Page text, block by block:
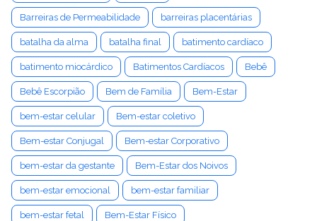
Barreiras de Permeabilidade barreiras placentárias
batalha da alma batalha final batimento cardíaco
batimento miocárdico Batimentos Cardíacos Bebê
Bebê Escorpião Bem de Família Bem-Estar
bem-estar celular Bem-estar coletivo
Bem-estar Conjugal Bem-estar Corporativo
bem-estar da gestante Bem-Estar dos Noivos
bem-estar emocional bem-estar familiar
bem-estar fetal Bem-Estar Físico